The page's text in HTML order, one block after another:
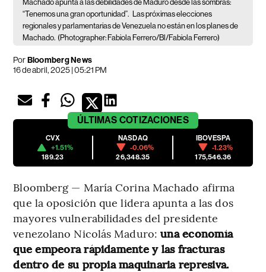
Machado apunta a las debilidades de Maduro desde las sombras:
“Tenemos una gran oportunidad”.
Las próximas elecciones
regionales y parlamentarias de Venezuela no están en los planes de
Machado. (Photographer: Fabiola Ferrero/Bl/Fabiola Ferrero)
PorBloomberg News
16 de abril, 2025 | 05:21 PM
ÚLTIMAS COTIZACIONES
CVX
+1.51%
189.23
NASDAQ
-0.06%
26,348.35
IBOVESPA
-1.23%
175,546.36
Bloomberg — María Corina Machado afirma
que la oposición que lidera apunta a las dos
mayores vulnerabilidades del presidente
venezolano Nicolás Maduro: una economía
que empeora rápidamente y las fracturas
dentro de su propia maquinaria represiva.